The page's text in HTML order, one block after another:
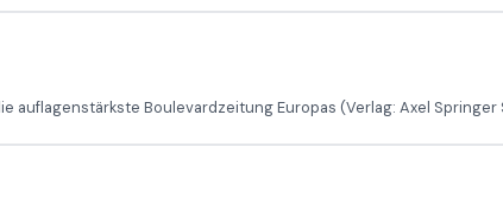
auflagenstärkste Boulevardzeitung Europas (Verlag: Axel